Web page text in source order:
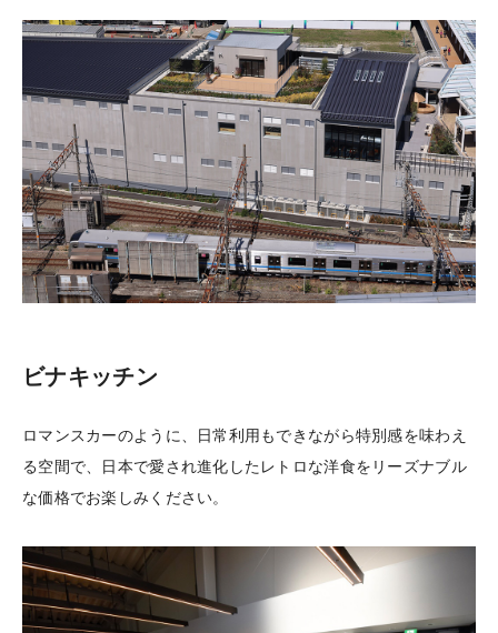
ビナキッチン
ロマンスカーのように、日常利用もできながら特別感を味わえ
る空間で、日本で愛され進化したレトロな洋食をリーズナブル
な価格でお楽しみください。